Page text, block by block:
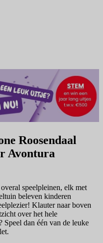
Roosendaal
Avontura
speelpleinen, elk met
beleven kinderen
Klauter naar boven
over het hele
Speel dan één van de leuke